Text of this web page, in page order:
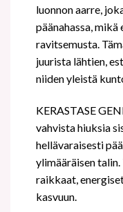
luonnon aarre,
päänahassa,
ravitsemusta.
juurista lähtien,
niiden yleistä
KERASTASE
vahvista hiuksia
hellävaraisesti
ylimääräisen
raikkaat,
kasvuun.